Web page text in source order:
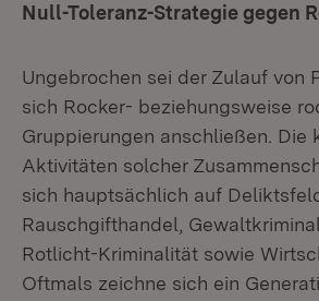
Null-Toleranz-Strategie gegen
Ungebrochen sei der Zulauf von
sich Rocker- beziehungsweise
Gruppierungen anschließen. Die
Aktivitäten solcher
sich hauptsächlich auf
Rauschgifthandel,
Rotlicht-Kriminalität sowie
Oftmals zeichne sich ein